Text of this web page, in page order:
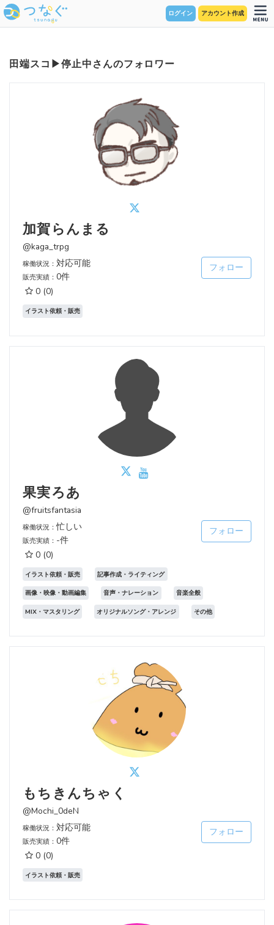
ログイン アカウント作成
田端スコ▶︎停止中さんのフォロワー
加賀らんまる
@kaga_trpg
稼働状況： 対応可能
販売実績： 0件
0 (0)
フォロー
イラスト依頼・販売
果実ろあ
@fruitsfantasia
稼働状況：忙しい
販売実績： -件
0 (0)
フォロー
イラスト依頼・販売 記事作成・ライティング
画像・映像・動画編集 音声・ナレーション 音楽全般
MIX・マスタリング オリジナルソング・アレンジ その他
もちきんちゃく
@Mochi_0deN
稼働状況： 対応可能
販売実績： 0件
0 (0)
フォロー
イラスト依頼・販売